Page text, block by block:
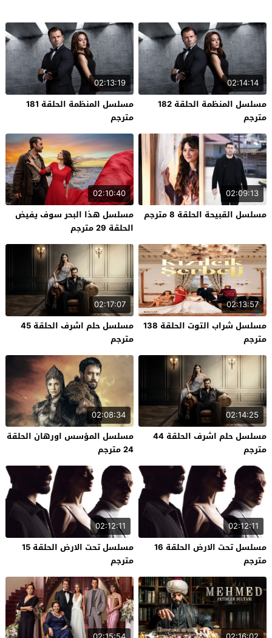
02:14:14
مسلسل المنظمة الحلقة 182
مترجم
02:13:19
مسلسل المنظمة الحلقة 181
مترجم
02:09:13
مسلسل القبيحة الحلقة 8 مترجم
02:10:40
مسلسل هذا البحر سوف يفيض
الحلقة 29 مترجم
02:13:57
مسلسل شراب التوت الحلقة 138
مترجم
02:17:07
مسلسل حلم اشرف الحلقة 45
مترجم
02:14:25
مسلسل حلم اشرف الحلقة 44
مترجم
02:08:34
مسلسل المؤسس اورهان الحلقة
24 مترجم
02:12:11
مسلسل تحت الارض الحلقة 16
مترجم
02:12:11
مسلسل تحت الارض الحلقة 15
مترجم